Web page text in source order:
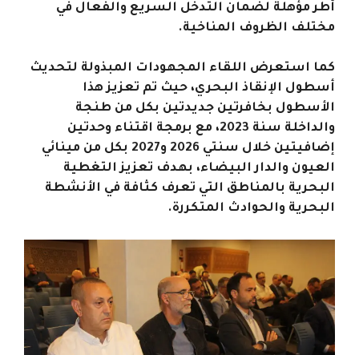
أطر مؤهلة لضمان التدخل السريع والفعال في
مختلف الظروف المناخية.
كما استعرض اللقاء المجهودات المبذولة لتحديث
أسطول الإنقاذ البحري، حيث تم تعزيز هذا
الأسطول بخافرتين جديدتين بكل من طنجة
والداخلة سنة 2023، مع برمجة اقتناء وحدتين
إضافيتين خلال سنتي 2026 و2027 بكل من مينائي
العيون والدار البيضاء، بهدف تعزيز التغطية
البحرية بالمناطق التي تعرف كثافة في الأنشطة
البحرية والحوادث المتكررة.